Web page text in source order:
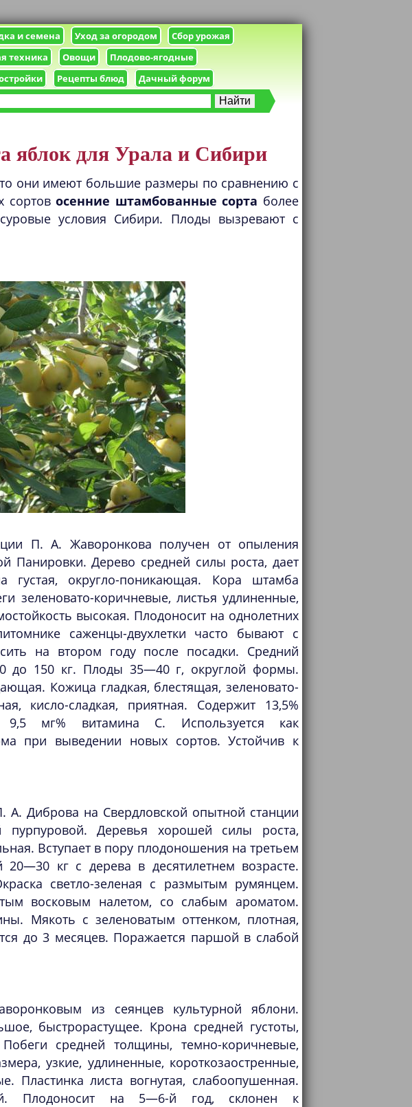
и семена Уход за огородом
Сбор урожая
техника Овощи
Плодово-ягодные
Рецепты блюд Дачный форум
яблок для Урала и Сибири
они имеют большие размеры по сравнению с
сортовосенние штамбованные сорта более
условия Сибири. Плоды вызревают с
П. А. Жаворонкова получен от опыления
Панировки. Дерево средней силы роста, дает
густая, округло-поникающая. Кора штамба
зеленовато-коричневые, листья удлиненные,
высокая. Плодоносит на однолетних
саженцы-двухлетки часто бывают с
на втором году после посадки. Средний
до 150 кг. Плоды 35—40 г, округлой формы.
Кожица гладкая, блестящая, зеленовато-
кисло-сладкая, приятная. Содержит 13,5%
мг% витамина С. Используется как
при выведении новых сортов. Устойчив к
А. Диброва на Свердловской опытной станции
Деревья хорошей силы роста,
Вступает в пору плодоношения на третьем
кг с дерева в десятилетнем возрасте.
светло-зеленая с размытым румянцем.
восковым налетом, со слабым ароматом.
Мякоть с зеленоватым оттенком, плотная,
до 3 месяцев. Поражается паршой в слабой
из сеянцев культурной яблони.
быстрорастущее. Крона средней густоты,
средней толщины, темно-коричневые,
узкие, удлиненные, короткозаостренные,
Пластинка листа вогнутая, слабоопушенная.
Плодоносит на 5—6-й год, склонен к